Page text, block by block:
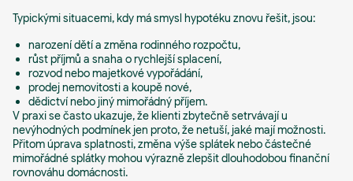
Typickými situacemi, kdy má smysl hypotéku znovu řešit, jsou:
narození dětí a změna rodinného rozpočtu,
růst příjmů a snaha o rychlejší splacení,
rozvod nebo majetkové vypořádání,
prodej nemovitosti a koupě nové,
dědictví nebo jiný mimořádný příjem.
V praxi se často ukazuje, že klienti zbytečně setrvávají u
nevýhodných podmínek jen proto, že netuší, jaké mají možnosti.
Přitom úprava splatnosti, změna výše splátek nebo částečné
mimořádné splátky mohou výrazně zlepšit dlouhodobou finanční
rovnováhu domácnosti.